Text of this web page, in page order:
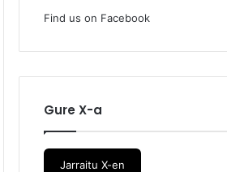
Find us on Facebook
Gure X-a
Jarraitu X-en